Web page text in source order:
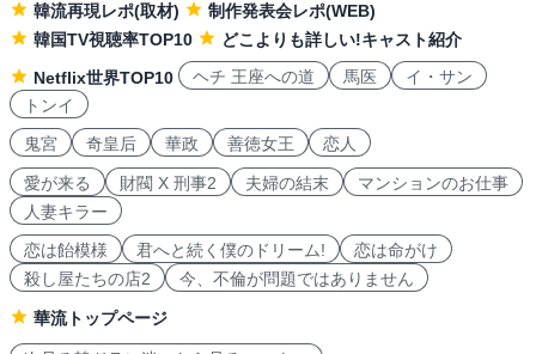
韓流再現レポ(取材)
制作発表会レポ(WEB)
韓国TV視聴率TOP10
どこよりも詳しい!キャスト紹介
Netflix世界TOP10
ヘチ 王座への道 馬医
イ・サン
トンイ
鬼宮
奇皇后 華政 善徳女王 恋人
愛が来る 財閥 X 刑事2 夫婦の結末
マンションのお仕事
人妻キラー
恋は飴模様
君へと続く僕のドリーム!
恋は命がけ
殺し屋たちの店2
今、不倫が問題ではありません
華流トップページ